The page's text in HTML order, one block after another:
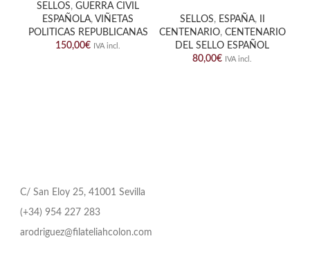
SELLOS, GUERRA CIVIL
ESPAÑOLA, VIÑETAS
POLITICAS REPUBLICANAS
150,00€ IVA incl.
SELLOS, ESPAÑA,
CENTENARIO, CENTENARIO
DEL SELLO ESPAÑOL
80,00€ IVA incl.
C/ San Eloy 25, 41001 Sevilla
(+34) 954 227 283
arodriguez@filateliahcolon.com